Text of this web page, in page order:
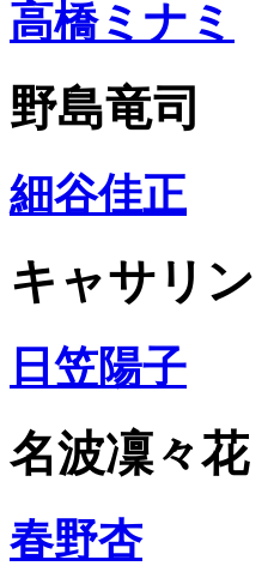
高橋ミナミ
野島竜司
細谷佳正
キャサリン
日笠陽子
名波凜々花
春野杏